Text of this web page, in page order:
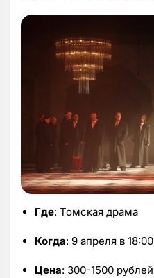
Где: Томская драма
Когда: 9 апреля в 18:00
Цена: 300-1500 рублей